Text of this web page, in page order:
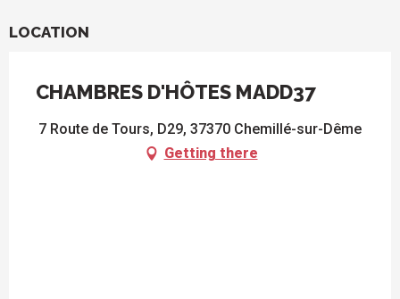
LOCATION
CHAMBRES D'HÔTES MADD37
7 Route de Tours, D29, 37370 Chemillé-sur-Dême
Getting there